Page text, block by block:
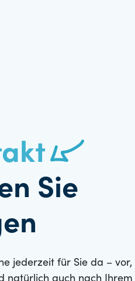
Sie
jederzeit für Sie da – vor,